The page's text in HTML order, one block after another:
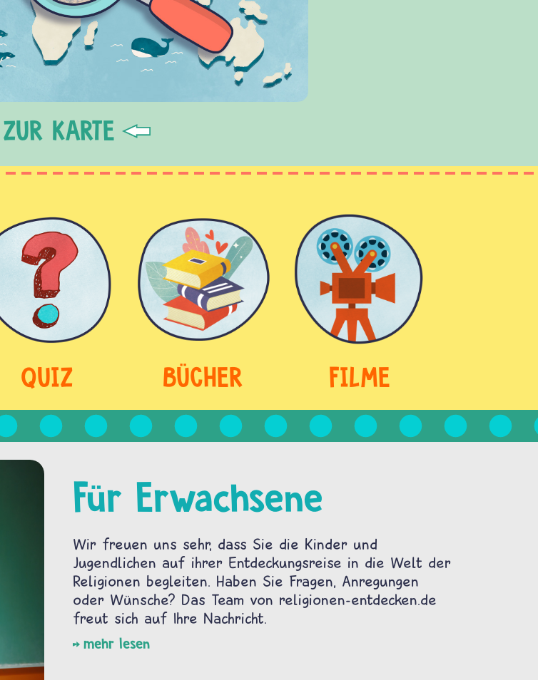
ZUR KARTE
QUIZ BÜCHER FILME
Für Erwachsene
Wir freuen uns sehr, dass Sie die Kinder und
Jugendlichen auf ihrer Entdeckungsreise in die Welt der
Religionen begleiten. Haben Sie Fragen, Anregungen
oder Wünsche? Das Team von religionen-entdecken.de
freut sich auf Ihre Nachricht.
mehr lesen